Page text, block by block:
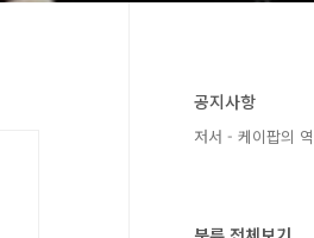
공지사항
저서 - 케이팝의